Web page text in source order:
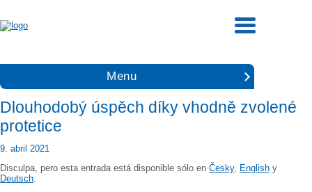
Menu
Dlouhodobý úspěch díky vhodně zvolené
protetice
9. abril 2021
Disculpa, pero esta entrada está disponible sólo en Česky, English y
Deutsch.